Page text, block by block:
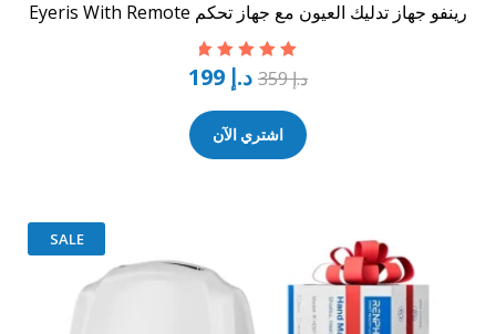
رينفو جهاز تدليك العيون مع جهاز تحكم Eyeris With Remote
تم التقييم 5.00
د.إ359 د.إ
اشتري الآن
SALE